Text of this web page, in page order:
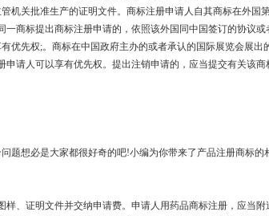
机关批准生产的证明文件。商标注册申请人自其商标在外国
商标提出商标注册申请的，依照该外国同中国签订的协议或
优先权;。商标在中国政府主办的或者承认的国际展览会展出
请人可以享有优先权。提出注销申请的，应当提交有关该商
题想必是大家都很好奇的吧!小编为你带来了产品注册商标的
、证明文件并交纳申请费。申请人用药品商标注册，应当附